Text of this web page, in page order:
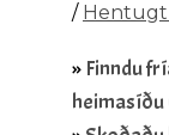
/
» Finndu